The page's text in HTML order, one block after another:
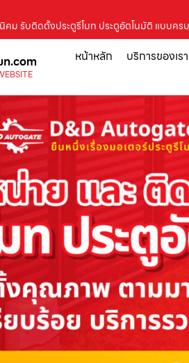
คม รับติดตั้งประตูรีโมท ประตูอัตโนมัติ แบบค
ท.com หน้าหลัก บริการของเรา